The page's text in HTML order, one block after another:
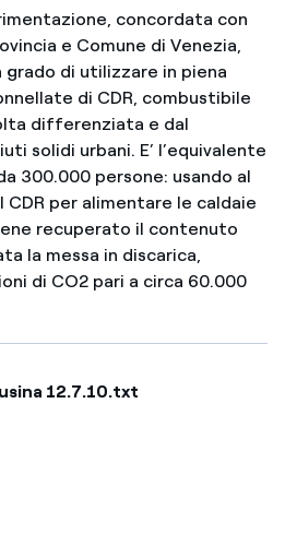
concordata con
e Comune di Venezia,
di utilizzare in piena
di CDR, combustibile
differenziata e dal
solidi urbani. E’ l’equivalente
300.000 persone: usando al
per alimentare le caldaie
recuperato il contenuto
la messa in discarica,
di CO2 pari a circa 60.000
12.7.10.txt